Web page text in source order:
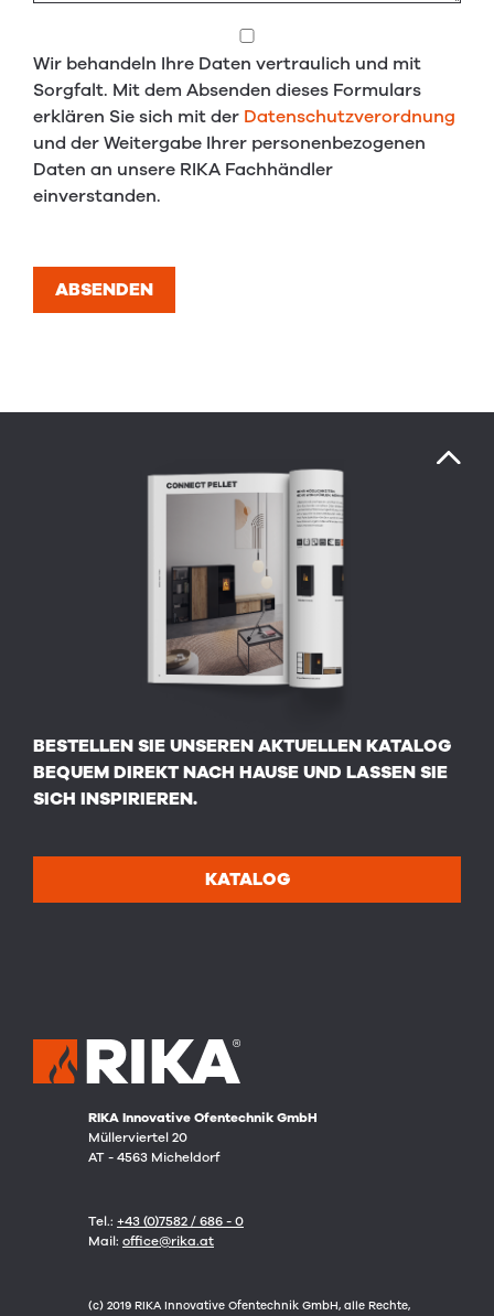
Wir behandeln Ihre Daten vertraulich und mit
Sorgfalt. Mit dem Absenden dieses Formulars
erklären Sie sich mit der Datenschutzverordnung
und der Weitergabe Ihrer personenbezogenen
Daten an unsere RIKA Fachhändler
einverstanden.
ABSENDEN
RIKA Innovative Ofentechnik GmbH
Müllerviertel 20
AT - 4563 Micheldorf
Tel.: +43 (0)7582 / 686 - 0
Mail: office@rika.at
(c) 2019 RIKA Innovative Ofentechnik GmbH, alle Rechte,
BESTELLEN SIE UNSEREN AKTUELLEN KATALOG
BEQUEM DIREKT NACH HAUSE UND LASSEN SIE
SICH INSPIRIEREN.
KATALOG